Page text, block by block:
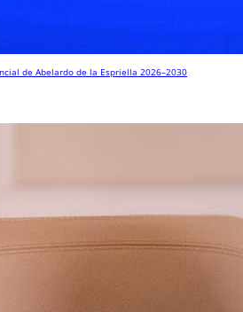
de Abelardo de la Espriella 2026–2030